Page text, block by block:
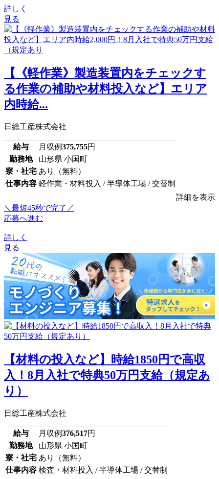
詳しく
見る
【《軽作業》製造装置内をチェックす
る作業の補助や材料投入など】エリア
内時給...
日総工産株式会社
給与 月収例375,755円
勤務地
山形県 小国町
寮・社宅 あり（無料）
仕事内容 軽作業・材料投入 / 半導体工場 / 交替制
詳細を表示
＼最短45秒で完了／
応募へ進む
詳しく
見る
【材料の投入など】時給1850円で高収
入！8月入社で特典50万円支給（規定あ
り）
日総工産株式会社
給与 月収例376,517円
勤務地
山形県 小国町
寮・社宅 あり（無料）
仕事内容 検査・材料投入 / 半導体工場 / 交替制